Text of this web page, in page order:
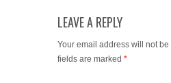
LEAVE A REPLY
Your email address will not
fields are marked *